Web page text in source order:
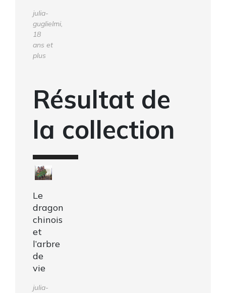
julia-
guglielmi,
18
ans et
plus
Résultat de
la collection
Le
dragon
chinois
et
l’arbre
de
vie
julia-